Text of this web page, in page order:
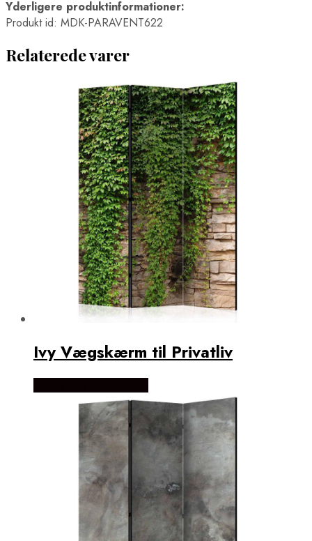
Yderligere produktinformationer:
Produkt id: MDK-PARAVENT622
Relaterede varer
Ivy Vægskærm til Privatliv